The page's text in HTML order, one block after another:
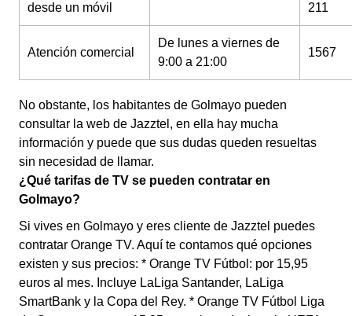
desde un móvil
211
Atención comercial
De lunes a viernes de
9:00 a 21:00
1567
No obstante, los habitantes de Golmayo pueden
consultar la web de Jazztel, en ella hay mucha
información y puede que sus dudas queden resueltas
sin necesidad de llamar.
¿Qué tarifas de TV se pueden contratar en
Golmayo?
Si vives en Golmayo y eres cliente de Jazztel puedes
contratar Orange TV. Aquí te contamos qué opciones
existen y sus precios: * Orange TV Fútbol: por 15,95
euros al mes. Incluye LaLiga Santander, LaLiga
SmartBank y la Copa del Rey. * Orange TV Fútbol Liga